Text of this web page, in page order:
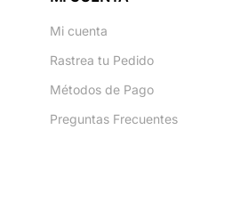
Mi cuenta
Rastrea tu Pedido
Métodos de Pago
Preguntas Frecuentes